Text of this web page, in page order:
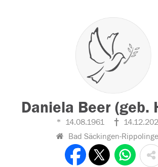
Daniela Beer (geb.
14.08.1961
Bad Säckingen-